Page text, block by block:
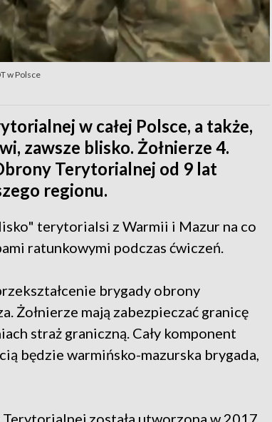
w Polsce
w całej Polsce, a także,
zawsze blisko. Żołnierze 4.
Terytorialnej od 9 lat
regionu.
terytorialsi z Warmii i Mazur na co
ratunkowymi podczas ćwiczeń.
brygady obrony
Żołnierze mają zabezpieczać granicę
straż graniczną. Cały komponent
będzie warmińsko-mazurska brygada,
została utworzona w 2017